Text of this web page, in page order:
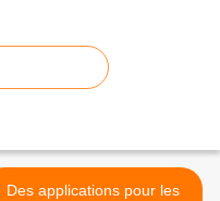
Des applications pour les